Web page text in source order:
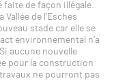
faite de façon illégale.
Vallée de l’Esches
stade car elle se
environnemental n’a
aucune nouvelle
pour la construction
ne pourront pas